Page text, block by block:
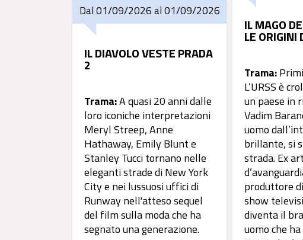
IL MAGO
LE ORIGINI
Trama:
L’URSS è
un paese in
Vadim
uomo
brillante, si
strada. Ex
produttore
show
diventa il
uomo che
Dal 01/09/2026 al 01/09/2026
IL DIAVOLO VESTE PRADA
2
Trama:A quasi 20 anni dalle
loro iconiche interpretazioni
Meryl Streep, Anne
Hathaway, Emily Blunt e
Stanley Tucci tornano nelle
eleganti strade di New York
City e nei lussuosi uffici di
Runway nell'atteso sequel
del film sulla moda che ha
segnato una generazione.